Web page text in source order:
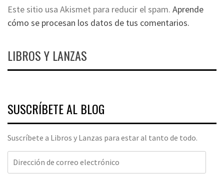
Este sitio usa Akismet para reducir el spam. Aprende
cómo se procesan los datos de tus comentarios.
LIBROS Y LANZAS
SUSCRÍBETE AL BLOG
Suscríbete a Libros y Lanzas para estar al tanto de todo.
Dirección